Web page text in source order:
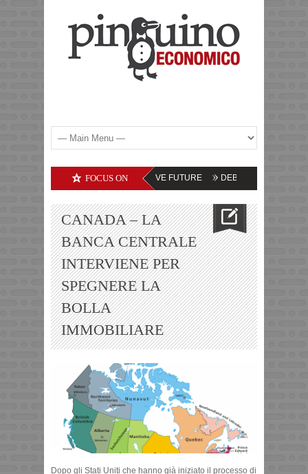
FOCUS ON
– LE PROSPETTIVE FUTURE DEBITI DELLE SOCIETA’
CANADA – LA
BANCA CENTRALE
INTERVIENE PER
SPEGNERE LA
BOLLA
IMMOBILIARE
Dopo gli Stati Uniti che hanno già iniziato il processo di